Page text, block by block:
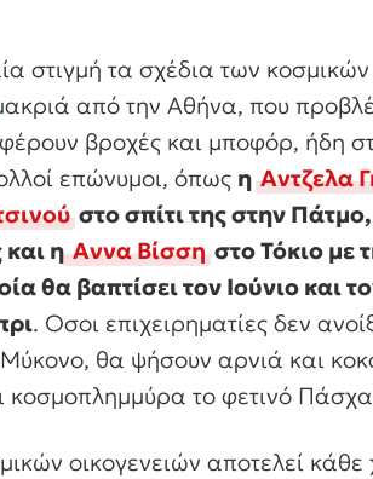
στιγμή τα σχέδια των
από την Αθήνα, που
βροχές και μποφόρ, ήδη
επώνυμοι, όπως ηΑντζελα
στο σπίτι της στην
ηΑννα Βίσσηστο Τόκιο με
θα βαπτίσει τον Ιούνιο και
. Οσοι επιχειρηματίες δεν
θα ψήσουν αρνιά και
το φετινό
οικογενειών αποτελεί κάθε